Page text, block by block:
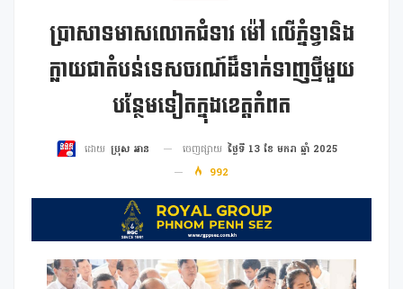
ប្រាសាទមាសលោកជំទាវ ម៉ៅ លើភ្នំទ្វានិង
ក្លាយជាតំបន់ទេសចរណ៍ដ៏ទាក់ទាញថ្មីមួយ
បន្ថែមទៀតក្នុងខេត្តកំពត
ដោយ ប្រុស អាន ចេញផ្សាយ ថ្ងៃទី 13 ខែ មករា ឆ្នាំ 2025
992